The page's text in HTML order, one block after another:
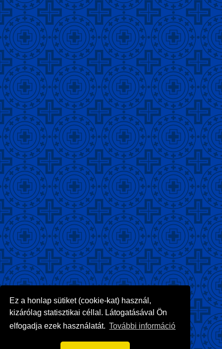
Ez a honlap sütiket (cookie-kat) használ,
kizárólag statisztikai céllal. Látogatásával Ön
elfogadja ezek használatát. További információ